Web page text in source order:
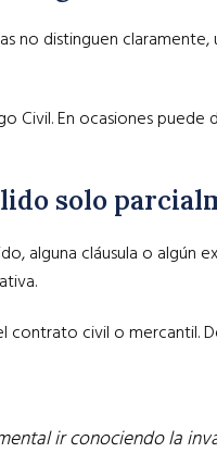
no distinguen
Civil. En ocasiones
solo
alguna cláusula o
contrato civil o
ir conociendo la